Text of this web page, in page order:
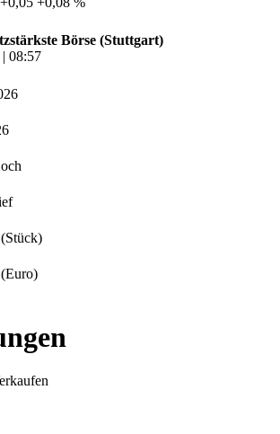
Börse (Stuttgart)
08:57